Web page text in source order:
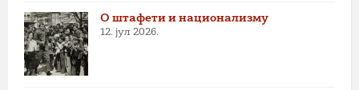
О штафети и национализму
12. јул 2026.